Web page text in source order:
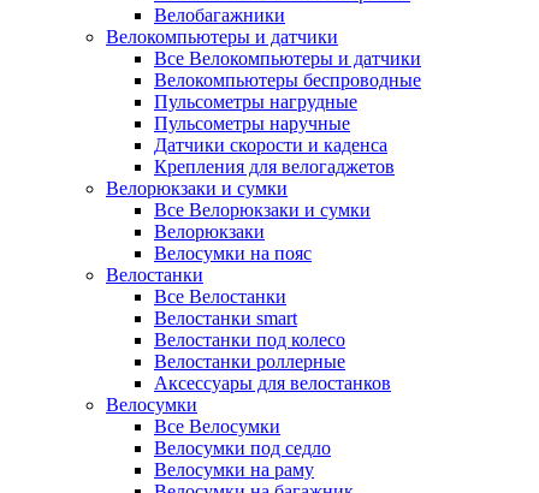
Велобагажники
Велокомпьютеры и датчики
Все Велокомпьютеры и датчики
Велокомпьютеры беспроводные
Пульсометры нагрудные
Пульсометры наручные
Датчики скорости и каденса
Крепления для велогаджетов
Велорюкзаки и сумки
Все Велорюкзаки и сумки
Велорюкзаки
Велосумки на пояс
Велостанки
Все Велостанки
Велостанки smart
Велостанки под колесо
Велостанки роллерные
Аксессуары для велостанков
Велосумки
Все Велосумки
Велосумки под седло
Велосумки на раму